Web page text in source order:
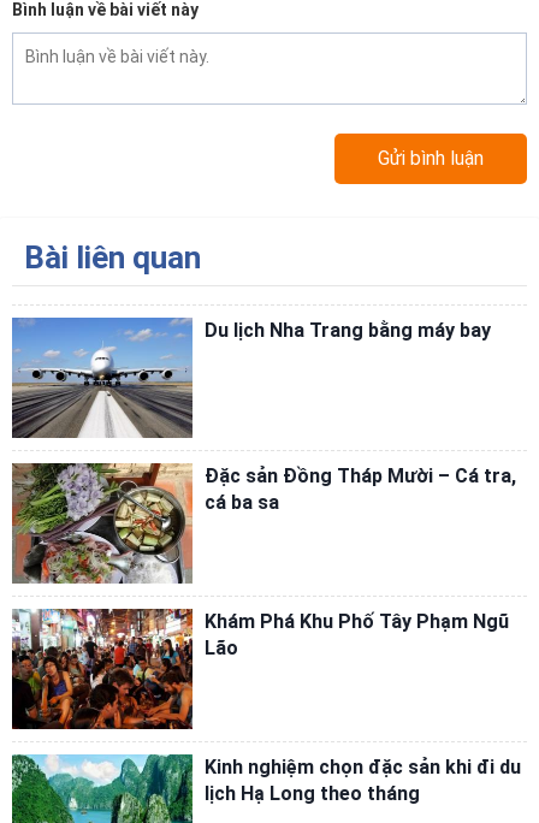
Bình luận về bài viết này
Bài liên quan
Du lịch Nha Trang bằng máy bay
Đặc sản Đồng Tháp Mười – Cá tra,
cá ba sa
Khám Phá Khu Phố Tây Phạm Ngũ
Lão
Kinh nghiệm chọn đặc sản khi đi du
lịch Hạ Long theo tháng